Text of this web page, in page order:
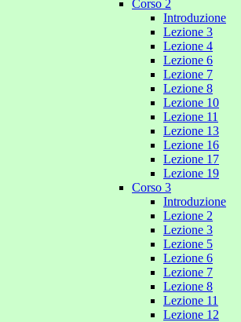
Corso 2
Introduzione
Lezione 3
Lezione 4
Lezione 6
Lezione 7
Lezione 8
Lezione 10
Lezione 11
Lezione 13
Lezione 16
Lezione 17
Lezione 19
Corso 3
Introduzione
Lezione 2
Lezione 3
Lezione 5
Lezione 6
Lezione 7
Lezione 8
Lezione 11
Lezione 12